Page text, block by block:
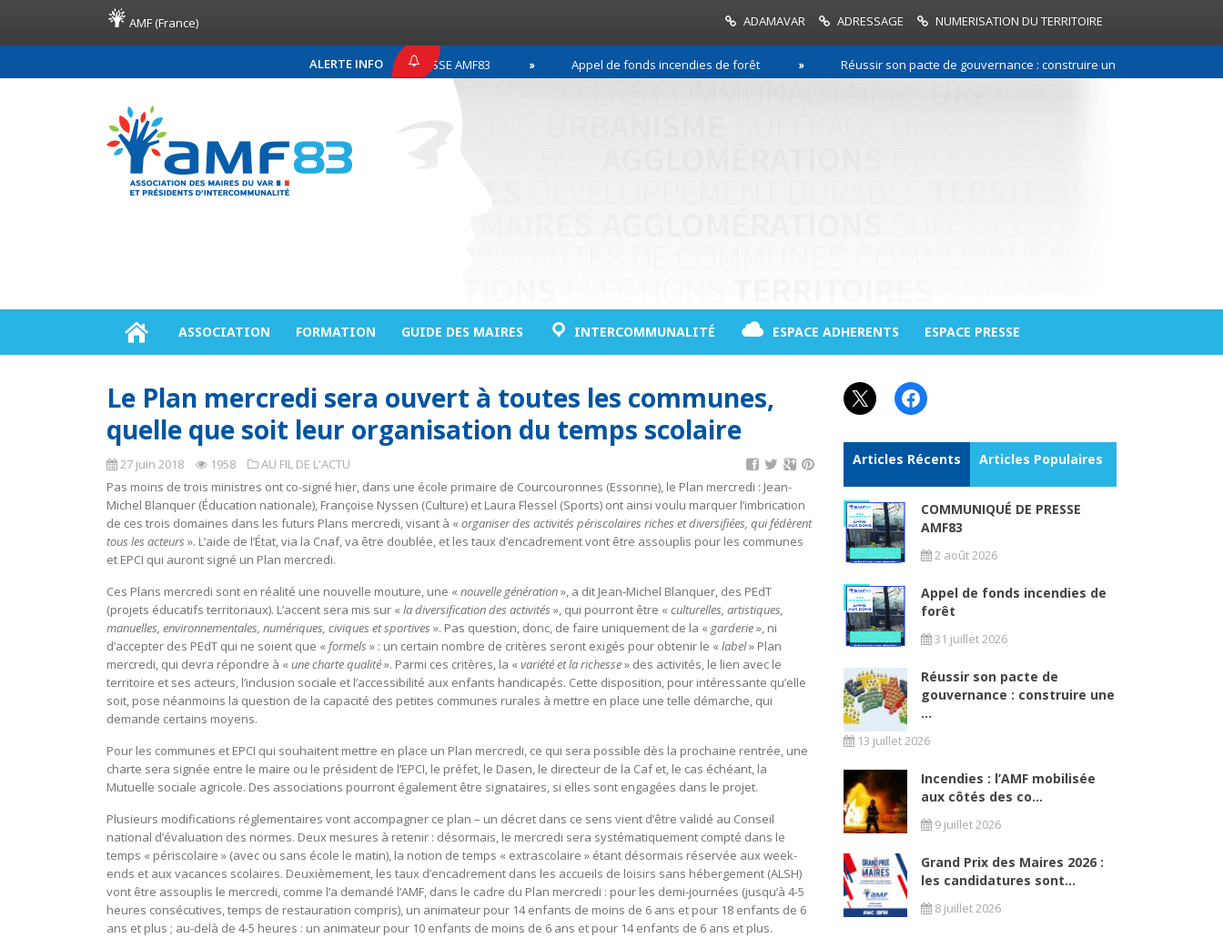
AMF (France) ADAMAVAR ADRESSAGE NUMERISATION DU TERRITOIRE
ALERTE INFO
COMMUNIQUÉ DE PRESSE AMF83 Appel de fonds incendies de forêt Réussir son pacte de gouvernance : construire une relation de
ASSOCIATION FORMATION GUIDE DES MAIRES INTERCOMMUNALITÉ ESPACE ADHERENTS ESPACE PRESSE
Le Plan mercredi sera ouvert à toutes les communes,
quelle que soit leur organisation du temps scolaire
27 juin 2018 1958
AU FIL DE L'ACTU
Pas moins de trois ministres ont co-signé hier, dans une école primaire de Courcouronnes (Essonne), le Plan mercredi : Jean-
Michel Blanquer (Éducation nationale), Françoise Nyssen (Culture) et Laura Flessel (Sports) ont ainsi voulu marquer l’imbrication
de ces trois domaines dans les futurs Plans mercredi, visant à « organiser des activités périscolaires riches et diversifiées, qui fédèrent
tous les acteurs ». L’aide de l’État, via la Cnaf, va être doublée, et les taux d’encadrement vont être assouplis pour les communes
et EPCI qui auront signé un Plan mercredi.
Ces Plans mercredi sont en réalité une nouvelle mouture, une « nouvelle génération», a dit Jean-Michel Blanquer, des PEdT
(projets éducatifs territoriaux). L’accent sera mis sur « la diversification des activités », qui pourront être « culturelles, artistiques,
manuelles, environnementales, numériques, civiques et sportives ». Pas question, donc, de faire uniquement de la « garderie», ni
d’accepter des PEdT qui ne soient que « formels » : un certain nombre de critères seront exigés pour obtenir le « label» Plan
mercredi, qui devra répondre à « une charte qualité». Parmi ces critères, la « variété et la richesse» des activités, le lien avec le
territoire et ses acteurs, l’inclusion sociale et l’accessibilité aux enfants handicapés. Cette disposition, pour intéressante qu’elle
soit, pose néanmoins la question de la capacité des petites communes rurales à mettre en place une telle démarche, qui
demande certains moyens.
Pour les communes et EPCI qui souhaitent mettre en place un Plan mercredi, ce qui sera possible dès la prochaine rentrée, une
charte sera signée entre le maire ou le président de l’EPCI, le préfet, le Dasen, le directeur de la Caf et, le cas échéant, la
Mutuelle sociale agricole. Des associations pourront également être signataires, si elles sont engagées dans le projet.
Plusieurs modifications réglementaires vont accompagner ce plan – un décret dans ce sens vient d’être validé au Conseil
national d’évaluation des normes. Deux mesures à retenir : désormais, le mercredi sera systématiquement compté dans le
temps « périscolaire » (avec ou sans école le matin), la notion de temps « extrascolaire » étant désormais réservée aux week-
ends et aux vacances scolaires. Deuxièmement, les taux d’encadrement dans les accueils de loisirs sans hébergement (ALSH)
vont être assouplis le mercredi, comme l’a demandé l’AMF, dans le cadre du Plan mercredi : pour les demi-journées (jusqu’à 4-5
heures consécutives, temps de restauration compris), un animateur pour 14 enfants de moins de 6 ans et pour 18 enfants de 6
ans et plus ; au-delà de 4-5 heures : un animateur pour 10 enfants de moins de 6 ans et pour 14 enfants de 6 ans et plus.
X Facebook
Articles Récents Articles Populaires
COMMUNIQUÉ DE PRESSE
AMF83
2 août 2026
Appel de fonds incendies de
forêt
31 juillet 2026
Réussir son pacte de
gouvernance : construire une
...
13 juillet 2026
Incendies : l’AMF mobilisée
aux côtés des co...
9 juillet 2026
Grand Prix des Maires 2026 :
les candidatures sont...
8 juillet 2026